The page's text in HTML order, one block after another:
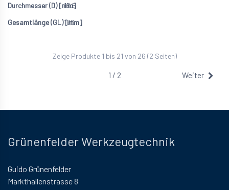
15.5
100
Zeige Produkte 1 bis 21 von 26 (2 Seiten)
1 / 2 Weiter
Grünenfelder Werkzeugtechnik
Guido Grünenfelder
Markthallenstrasse 8